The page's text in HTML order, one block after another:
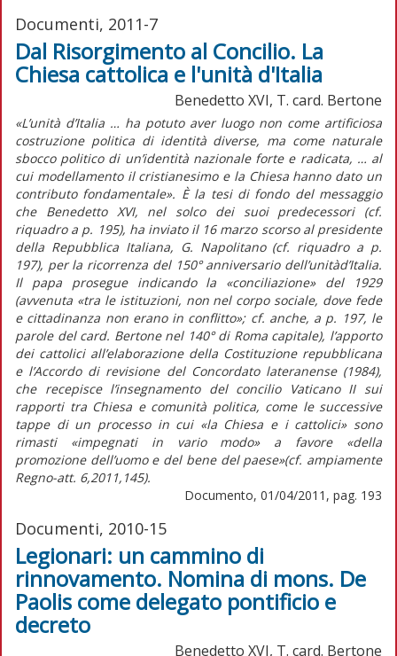
Documenti, 2011-7
Dal Risorgimento al Concilio. La
Chiesa cattolica e l'unità d'Italia
Benedetto XVI, T. card. Bertone
«L’unità d’Italia … ha potuto aver luogo non come artificiosa
costruzione politica di identità diverse, ma come naturale
sbocco politico di un’identità nazionale forte e radicata, … al
cui modellamento il cristianesimo e la Chiesa hanno dato un
contributo fondamentale». È la tesi di fondo del messaggio
che Benedetto XVI, nel solco dei suoi predecessori (cf.
riquadro a p. 195), ha inviato il 16 marzo scorso al presidente
della Repubblica Italiana, G. Napolitano (cf. riquadro a p.
197), per la ricorrenza del 150° anniversario dell’unitàd’Italia.
Il papa prosegue indicando la «conciliazione» del 1929
(avvenuta «tra le istituzioni, non nel corpo sociale, dove fede
e cittadinanza non erano in conflitto»; cf. anche, a p. 197, le
parole del card. Bertone nel 140° di Roma capitale), l’apporto
dei cattolici all’elaborazione della Costituzione repubblicana
e l’Accordo di revisione del Concordato lateranense (1984),
che recepisce l’insegnamento del concilio Vaticano II sui
rapporti tra Chiesa e comunità politica, come le successive
tappe di un processo in cui «la Chiesa e i cattolici» sono
rimasti «impegnati in vario modo» a favore «della
promozione dell’uomo e del bene del paese»(cf. ampiamente
Regno-att. 6,2011,145).
Documento, 01/04/2011, pag. 193
Documenti, 2010-15
Legionari: un cammino di
rinnovamento. Nomina di mons. De
Paolis come delegato pontificio e
decreto
Benedetto XVI, T. card. Bertone